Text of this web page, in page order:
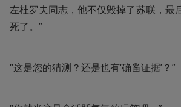
左杜罗夫同志，他不仅毁掉了苏联，最
死了。”
“这是您的猜测？还是也有‘确凿证据’？”